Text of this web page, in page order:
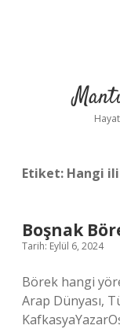
Etiket: Hangi
Boşnak
Tarih: Eylül 6, 2024
Börek hangi
Arap Dünyası,